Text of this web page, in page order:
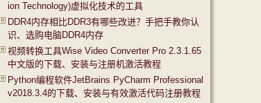
ion Technology)虚拟化技术的工具
DDR4内存相比DDR3有哪些改进？手把手教你认
识、选购电脑DDR4内存
视频转换工具Wise Video Converter Pro 2.3.1.65
中文版的下载、安装与注册机激活教程
Python编程软件JetBrains PyCharm Professional
v2018.3.4的下载、安装与有效激活代码注册教程